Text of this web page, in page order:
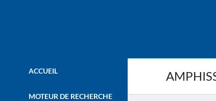
ACCUEIL
MOTEUR DE RECHERCHE